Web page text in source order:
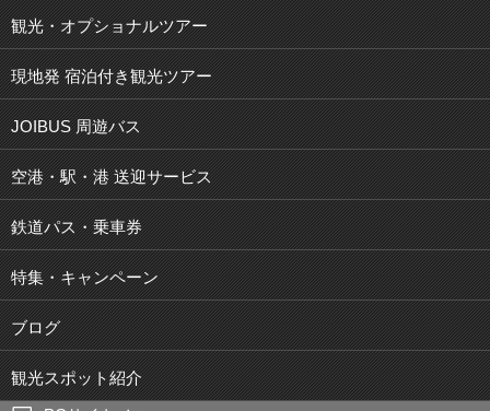
観光・オプショナルツアー
現地発 宿泊付き観光ツアー
JOIBUS 周遊バス
空港・駅・港 送迎サービス
鉄道パス・乗車券
特集・キャンペーン
ブログ
観光スポット紹介